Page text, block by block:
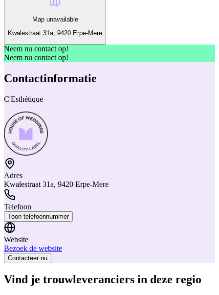
Map unavailable
Kwalestraat 31a, 9420 Erpe-Mere
Neem nu contact op!
Neem nu contact op!
Contactinformatie
C'Esthétique
Adres
Kwalestraat 31a, 9420 Erpe-Mere
Telefoon
Toon telefoonnummer
Website
Bezoek de website
Contacteer nu
Vind je trouwleveranciers in deze regio